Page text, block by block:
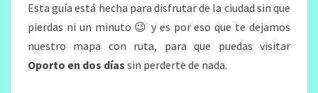
Esta guía está hecha para disfrutar de la ciudad sin que
pierdas ni un minuto 😉 y es por eso que te dejamos
nuestro mapa con ruta, para que puedas visitar
Oporto en dos días sin perderte de nada.